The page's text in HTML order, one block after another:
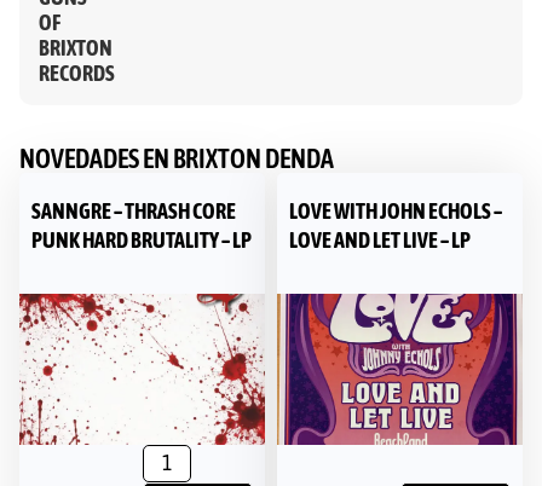
OF
BRIXTON
RECORDS
NOVEDADES EN BRIXTON DENDA
SANNGRE – THRASH CORE
PUNK HARD BRUTALITY – LP
LOVE WITH JOHN ECHOLS –
LOVE AND LET LIVE – LP